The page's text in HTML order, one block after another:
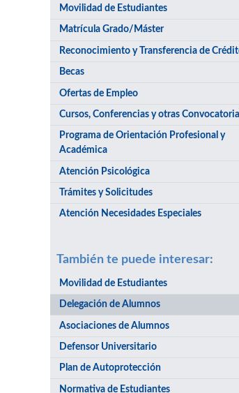
Movilidad de Estudiantes
Matrícula Grado/Máster
Reconocimiento y Transferencia de
Becas
Ofertas de Empleo
Cursos, Conferencias y otras
Programa de Orientación Profesional y
Académica
Atención Psicológica
Trámites y Solicitudes
Atención Necesidades Especiales
También te puede interesar:
Movilidad de Estudiantes
Delegación de Alumnos
Asociaciones de Alumnos
Defensor Universitario
Plan de Autoprotección
Normativa de Estudiantes